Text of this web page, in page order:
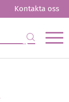
Kontakta oss